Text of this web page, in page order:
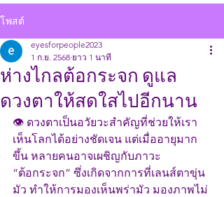
โพสต์
ห่างไกลต้อกระจก ดูแล
ดวงตาให้สดใสไปอีกนาน
eyesforpeople2023
1 ก.ย. 2568 ยาว 1 นาที
👁 ดวงตาเป็นอวัยวะสำคัญที่ช่วยให้เรา
เห็นโลกได้อย่างชัดเจน แต่เมื่ออายุมาก
ขึ้น หลายคนอาจเผชิญกับภาวะ
“ต้อกระจก” ซึ่งเกิดจากการที่เลนส์ตาขุ่น
มัว ทำให้การมองเห็นพร่ามัว มองภาพไม่